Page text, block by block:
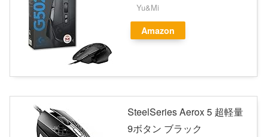
Yu&Mi
Amazon
SteelSeries Aerox 5 超軽量
9ボタン ブラック